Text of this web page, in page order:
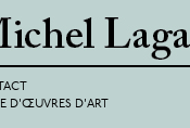
D'ŒUVRES D'ART